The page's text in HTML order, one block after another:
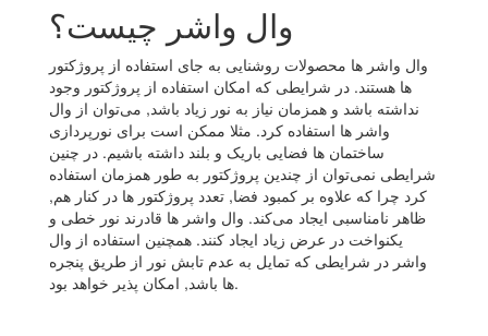
وال واشر چیست؟
وال واشر ها محصولات روشنایی به جای استفاده از پروژکتور
ها هستند. در شرایطی که امکان استفاده از پروژکتور وجود
نداشته باشد و همزمان نیاز به نور زیاد باشد, می‌توان از وال
واشر ها استفاده کرد. مثلا ممکن است برای نورپردازی
ساختمان ها فضایی باریک و بلند داشته باشیم. در چنین
شرایطی نمی‌توان از چندین پروژکتور به طور همزمان استفاده
کرد چرا که علاوه بر کمبود فضا, تعدد پروژکتور ها در کنار هم,
ظاهر نامناسبی ایجاد می‌کند. وال واشر ها قادرند نور خطی و
یکنواخت در عرض زیاد ایجاد کنند. همچنین استفاده از وال
واشر در شرایطی که تمایل به عدم تابش نور از طریق پنجره
ها باشد, امکان پذیر خواهد بود.